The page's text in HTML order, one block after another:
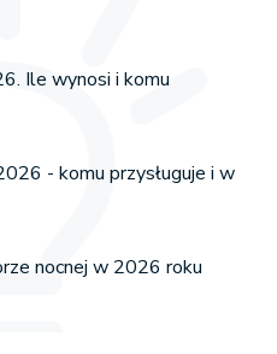
Ile wynosi i komu
- komu przysługuje i w
nocnej w 2026 roku